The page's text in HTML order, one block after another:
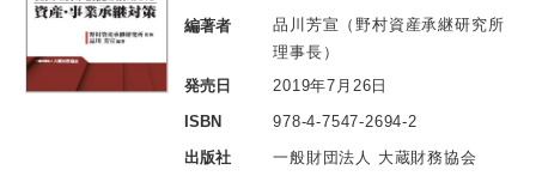
編著者
品川芳宣（野村資産承継研究所
理事長）
発売日
2019年7月26日
ISBN
978-4-7547-2694-2
出版社
一般財団法人 大蔵財務協会